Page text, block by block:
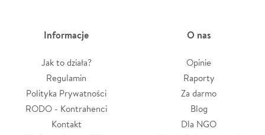
Informacje
Jak to działa?
Regulamin
Polityka Prywatności
RODO - Kontrahenci
Kontakt
O nas
Opinie
Raporty
Za darmo
Blog
Dla NGO